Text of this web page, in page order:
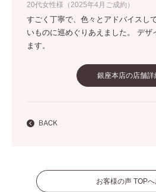
20代女性様（2025年4月ご成約）
すごく丁寧で、色々とアドバイスし
いものに巡めぐりあえました。 デザ
ます。
銀座本店の店舗詳
BACK
お客様の声 TOPへ